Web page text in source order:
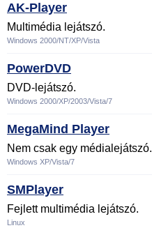
AK-Player
Multimédia lejátszó.
Windows 2000/NT/XP/Vista
PowerDVD
DVD-lejátszó.
Windows 2000/XP/2003/Vista/7
MegaMind Player
Nem csak egy médialejátszó.
Windows XP/Vista/7
SMPlayer
Fejlett multimédia lejátszó.
Linux